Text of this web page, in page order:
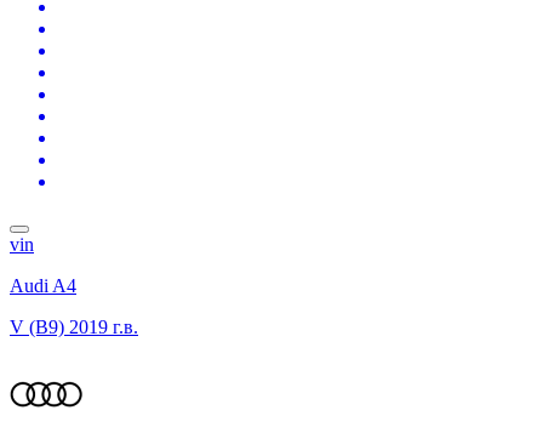
vin
Audi A4
V (B9) 2019 г.в.